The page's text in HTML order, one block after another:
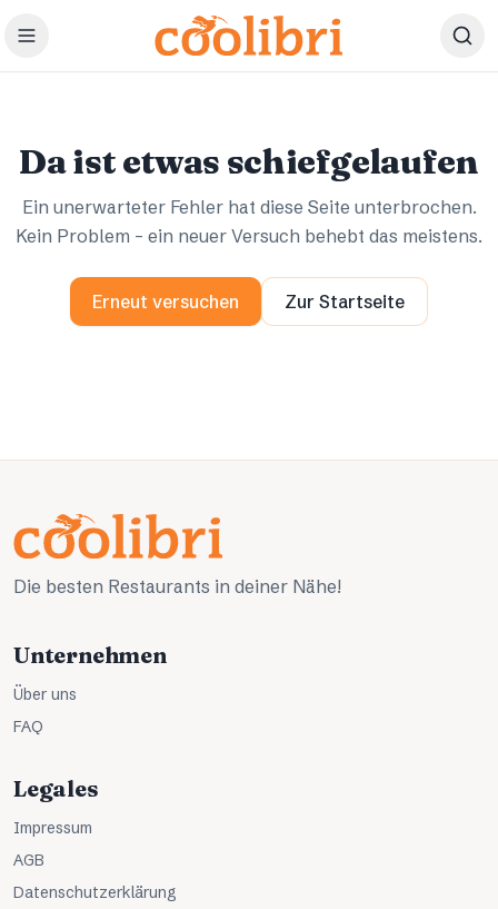
Zum Hauptinhalt springen
Da ist etwas schiefgelaufen
Ein unerwarteter Fehler hat diese Seite unterbrochen.
Kein Problem – ein neuer Versuch behebt das meistens.
Erneut versuchen Zur Startseite
Die besten Restaurants in deiner Nähe!
Unternehmen
Über uns
FAQ
Legales
Impressum
AGB
Datenschutzerklärung